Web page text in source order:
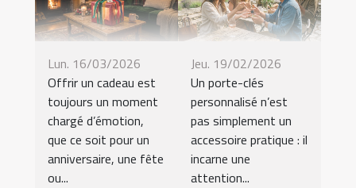
Lun. 16/03/2026
Offrir un cadeau est
toujours un moment
chargé d’émotion,
que ce soit pour un
anniversaire, une fête
ou...
Jeu. 19/02/2026
Un porte-clés
personnalisé n’est
pas simplement un
accessoire pratique : il
incarne une
attention...